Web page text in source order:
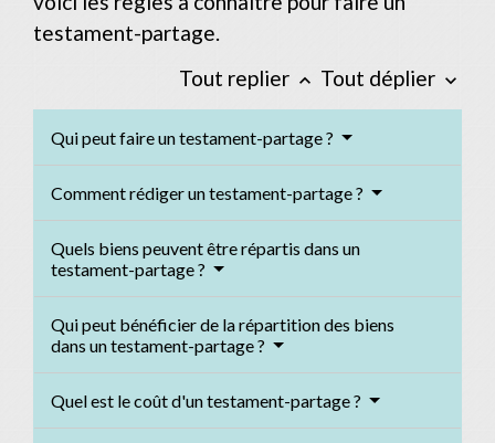
testament-partage.
Tout replier keyboard_arrow_up Tout déplier keyboard_arrow_down
Qui peut faire un testament-partage ?
Comment rédiger un testament-partage ?
Quels biens peuvent être répartis dans un
testament-partage ?
Qui peut bénéficier de la répartition des biens
dans un testament-partage ?
Quel est le coût d'un testament-partage ?